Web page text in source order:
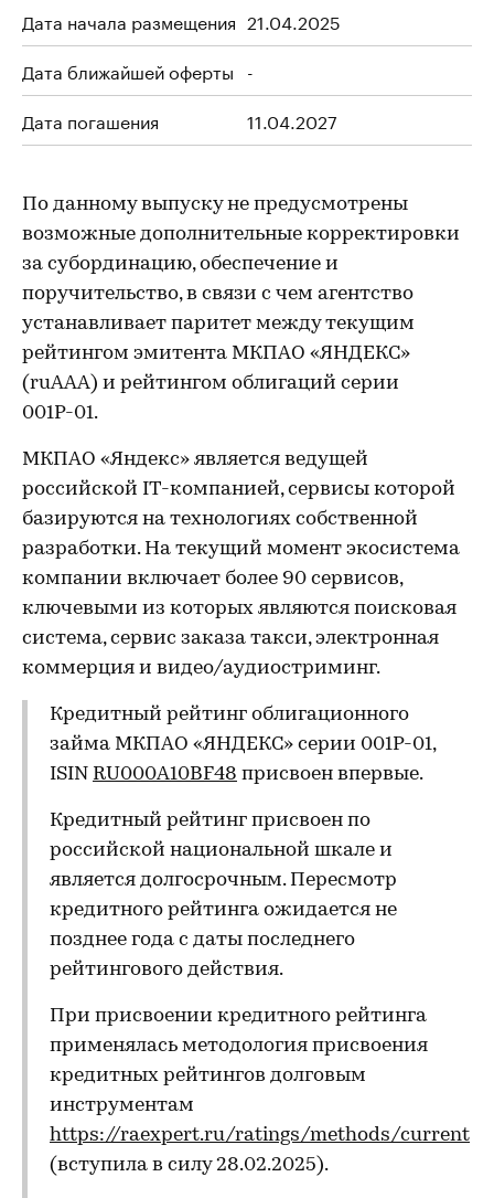
Дата начала размещения 21.04.2025
Дата ближайшей оферты -
Дата погашения
11.04.2027
По данному выпуску не предусмотрены
возможные дополнительные корректировки
за субординацию, обеспечение и
поручительство, в связи с чем агентство
устанавливает паритет между текущим
рейтингом эмитента МКПАО «ЯНДЕКС»
(ruAAA) и рейтингом облигаций серии
001Р-01.
МКПАО «Яндекс» является ведущей
российской IT-компанией, сервисы которой
базируются на технологиях собственной
разработки. На текущий момент экосистема
компании включает более 90 сервисов,
ключевыми из которых являются поисковая
система, сервис заказа такси, электронная
коммерция и видео/аудиостриминг.
Кредитный рейтинг облигационного
займа МКПАО «ЯНДЕКС» серии 001Р-01,
ISIN RU000A10BF48 присвоен впервые.
Кредитный рейтинг присвоен по
российской национальной шкале и
является долгосрочным. Пересмотр
кредитного рейтинга ожидается не
позднее года с даты последнего
рейтингового действия.
При присвоении кредитного рейтинга
применялась методология присвоения
кредитных рейтингов долговым
инструментам
https://raexpert.ru/ratings/methods/current
(вступила в силу 28.02.2025).